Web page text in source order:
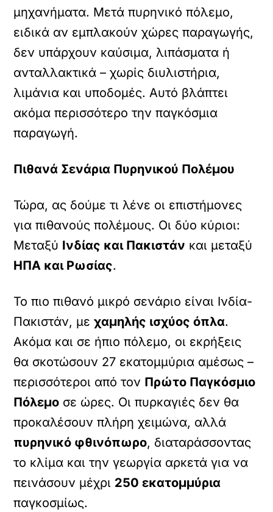
μηχανήματα. Μετά πυρηνικό πόλεμο,
ειδικά αν εμπλακούν χώρες παραγωγής,
δεν υπάρχουν καύσιμα, λιπάσματα ή
ανταλλακτικά – χωρίς διυλιστήρια,
λιμάνια και υποδομές. Αυτό βλάπτει
ακόμα περισσότερο την παγκόσμια
παραγωγή.
Πιθανά Σενάρια Πυρηνικού Πολέμου
Τώρα, ας δούμε τι λένε οι επιστήμονες
για πιθανούς πολέμους. Οι δύο κύριοι:
Μεταξύ Ινδίας και Πακιστάν και μεταξύ
ΗΠΑ και Ρωσίας.
Το πιο πιθανό μικρό σενάριο είναι Ινδία-
Πακιστάν, μεχαμηλής ισχύος όπλα.
Ακόμα και σε ήπιο πόλεμο, οι εκρήξεις
θα σκοτώσουν 27 εκατομμύρια αμέσως –
περισσότεροι από τον Πρώτο Παγκόσμιο
Πόλεμο σε ώρες. Οι πυρκαγιές δεν θα
προκαλέσουν πλήρη χειμώνα, αλλά
πυρηνικό φθινόπωρο, διαταράσσοντας
το κλίμα και την γεωργία αρκετά για να
πεινάσουν μέχρι 250 εκατομμύρια
παγκοσμίως.